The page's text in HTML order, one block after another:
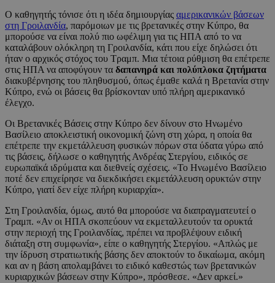
Ο καθηγητής τόνισε ότι η ιδέα δημιουργίας αμερικανικών βάσεων
στη Γροιλανδία, παρόμοιων με τις βρετανικές στην Κύπρο, θα
μπορούσε να είναι πολύ πιο ωφέλιμη για τις ΗΠΑ από το να
καταλάβουν ολόκληρη τη Γροιλανδία, κάτι που είχε δηλώσει ότι
ήταν ο αρχικός στόχος του Τραμπ. Μια τέτοια ρύθμιση θα επέτρεπε
στις ΗΠΑ να αποφύγουν τα δαπανηρά και πολύπλοκα ζητήματα
διακυβέρνησης του πληθυσμού, όπως έμαθε καλά η Βρετανία στην
Κύπρο, ενώ οι βάσεις θα βρίσκονταν υπό πλήρη αμερικανικό
έλεγχο.
Οι Βρετανικές Βάσεις στην Κύπρο δεν δίνουν στο Ηνωμένο
Βασίλειο αποκλειστική οικονομική ζώνη στη χώρα, η οποία θα
επέτρεπε την εκμετάλλευση φυσικών πόρων στα ύδατα γύρω από
τις βάσεις, δήλωσε ο καθηγητής Ανδρέας Στεργίου, ειδικός σε
ευρωπαϊκά ιδρύματα και διεθνείς σχέσεις. «Το Ηνωμένο Βασίλειο
ποτέ δεν επιχείρησε να διεκδικήσει εκμετάλλευση ορυκτών στην
Κύπρο, γιατί δεν είχε πλήρη κυριαρχία».
Στη Γροιλανδία, όμως, αυτό θα μπορούσε να διαπραγματευτεί ο
Τραμπ. «Αν οι ΗΠΑ σκοπεύουν να εκμεταλλευτούν τα ορυκτά
στην περιοχή της Γροιλανδίας, πρέπει να προβλέψουν ειδική
διάταξη στη συμφωνία», είπε ο καθηγητής Στεργίου. «Απλώς με
την ίδρυση στρατιωτικής βάσης δεν αποκτούν το δικαίωμα, ακόμη
και αν η βάση απολαμβάνει το ειδικό καθεστώς των βρετανικών
κυριαρχικών βάσεων στην Κύπρο», πρόσθεσε. «Δεν αρκεί.»